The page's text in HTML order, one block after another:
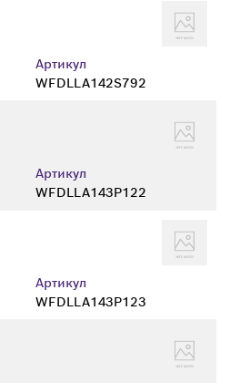
Артикул
WFDLLA142S792
Артикул
WFDLLA143P122
Артикул
WFDLLA143P123